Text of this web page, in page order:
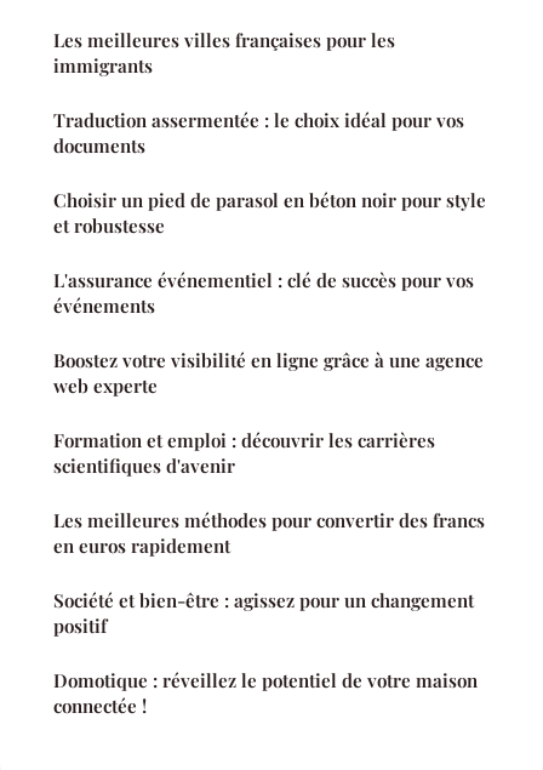
Les meilleures villes françaises pour les
immigrants
Traduction assermentée : le choix idéal pour vos
documents
Choisir un pied de parasol en béton noir pour style
et robustesse
L'assurance événementiel : clé de succès pour vos
événements
Boostez votre visibilité en ligne grâce à une agence
web experte
Formation et emploi : découvrir les carrières
scientifiques d'avenir
Les meilleures méthodes pour convertir des francs
en euros rapidement
Société et bien-être : agissez pour un changement
positif
Domotique : réveillez le potentiel de votre maison
connectée !